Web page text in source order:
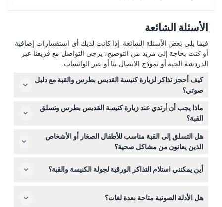
الأسئلة الشائعة
فيما يلي بعض الأسئلة الشائعة. إذا كانت لديك أي استفسارات إضافية
أو كنت بحاجة إلى مزيد من التوضيح، يرجى التواصل مع فريقنا عبر
الدردشة الحية أو نموذج الاتصال بنا أو عبر الواتساب.
كيف أحجز تذاكر لزيارة كنيسة القديس بطرس والقبة مع دليل
صوتي؟
يمكنك بسهولة حجز تذاكرك عبر الإنترنت هنا على هذا الموقع.
فقط اختر التاريخ والوقت المفضلين وأكمل عملية الدفع لتأمين
زيارتك.
ماذا يجب أن أرتدي عند زيارة كنيسة القديس بطرس وتسلق
القبة؟
هناك قواعد لباس صارمة تحظر الملابس التي تكشف الكتفين أو
الظهر أو الركبتين. ننصح بإحضار وشاح أو سترة، أو ارتداء ملابس
محتشمة لضمان الدخول بسهولة.
هل التسلق إلى القبة مناسب للأطفال الصغار أو الأشخاص
الذين يعانون من مشاكل صحية؟
سنة، والنساء الحوامل، وأي شخص يعاني من دوار المرتفعات،
أين يمكنني استلام التذاكر الورقية لجولة الكنيسة والقبة؟
بورغو سانتو سبيريتو، الذي يبعد مسافة قصيرة سيرًا على الأقدام
هل الأدلة الصوتية متاحة بعدة لغات؟